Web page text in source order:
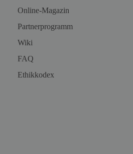
Online-Magazin
Partnerprogramm
Wiki
FAQ
Ethikkodex